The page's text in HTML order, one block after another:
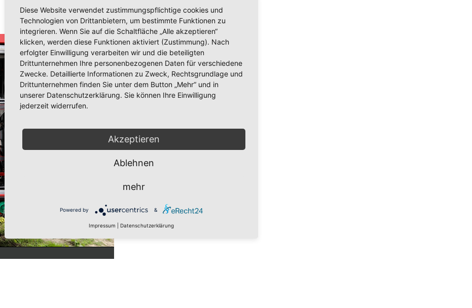
Diese Website verwendet zustimmungspflichtige cookies und
Technologien von Drittanbietern, um bestimmte Funktionen zu
integrieren. Wenn Sie auf die Schaltfläche „Alle akzeptieren“
klicken, werden diese Funktionen aktiviert (Zustimmung). Nach
erfolgter Einwilligung verarbeiten wir und die beteiligten
Drittunternehmen Ihre personenbezogenen Daten für verschiedene
Zwecke. Detaillierte Informationen zu Zweck, Rechtsgrundlage und
Drittunternehmen finden Sie unter dem Button „Mehr“ und in
unserer Datenschutzerklärung. Sie können Ihre Einwilligung
jederzeit widerrufen.
Akzeptieren
Ablehnen
mehr
Powered by &
Impressum Datenschutzerklärung